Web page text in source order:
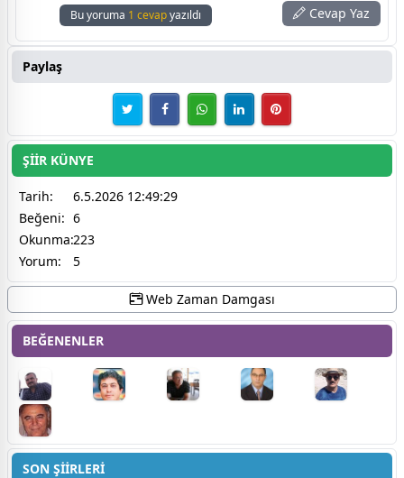
Bu yoruma 1 cevapyazıldı Cevap Yaz
Paylaş
ŞİİR KÜNYE
Tarih:
6.5.2026 12:49:29
Beğeni: 6
Okunma:223
Yorum:
5
Web Zaman Damgası
BEĞENENLER
SON ŞİİRLERİ